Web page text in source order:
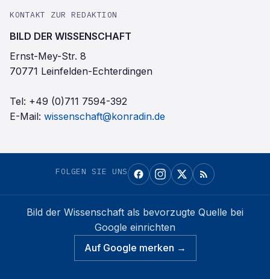
KONTAKT ZUR REDAKTION
BILD DER WISSENSCHAFT
Ernst-Mey-Str. 8
70771 Leinfelden-Echterdingen
Tel: +49 (0)711 7594-392
E-Mail: wissenschaft@konradin.de
FOLGEN SIE UNS
Bild der Wissenschaft als bevorzugte Quelle bei
Google einrichten
Auf Google merken →